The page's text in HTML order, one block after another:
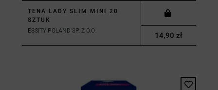
TENA LADY SLIM MINI 20
SZTUK
ESSITY POLAND SP. Z O.O.
14,90 zł